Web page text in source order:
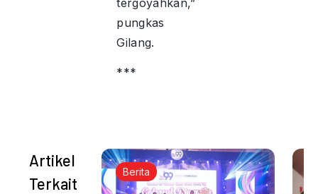
pungkas
Gilang.
***
Artikel
Terkait
Berita